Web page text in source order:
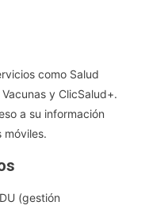
como Salud
y ClicSalud+.
a su información
móviles.
(gestión